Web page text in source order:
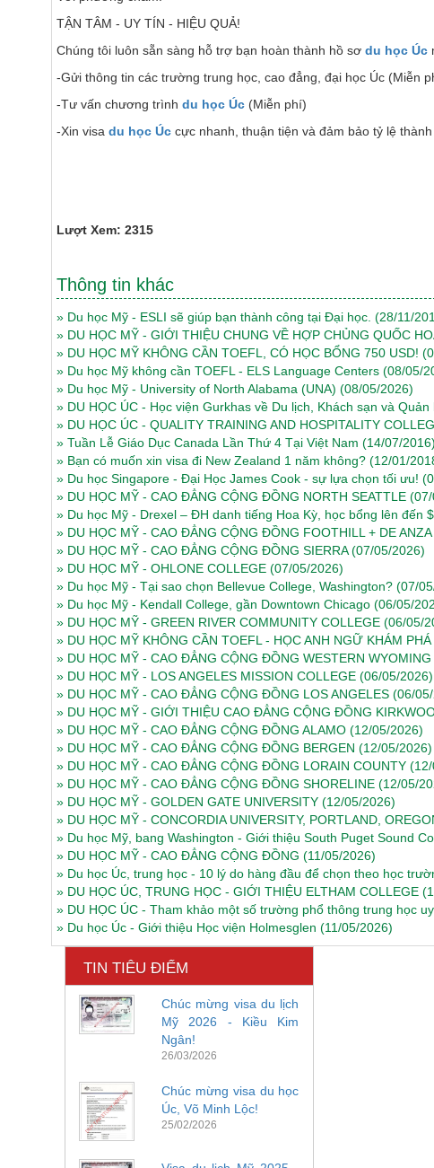
TẬN TÂM - UY TÍN - HIỆU QUẢ!
Chúng tôi luôn sẵn sàng hỗ trợ bạn hoàn thành hồ sơ du học Úc
-Gửi thông tin các trường trung học, cao đẳng, đại học Úc (Miễn
-Tư vấn chương trình du học Úc (Miễn phí)
-Xin visa du học Úc cực nhanh, thuận tiện và đảm bảo tỷ lệ
Lượt Xem: 2315
Thông tin khác
» Du học Mỹ - ESLI sẽ giúp bạn thành công tại Đại học. (28/11/
» DU HỌC MỸ - GIỚI THIỆU CHUNG VỀ HỢP CHỦNG QUỐC
» DU HỌC MỸ KHÔNG CẦN TOEFL, CÓ HỌC BỔNG 750 USD!
» Du học Mỹ không cần TOEFL - ELS Language Centers (08/05/
» Du học Mỹ - University of North Alabama (UNA) (08/05/2026)
» DU HỌC ÚC - Học viện Gurkhas về Du lịch, Khách sạn và Quản
» DU HỌC ÚC - QUALITY TRAINING AND HOSPITALITY
» Tuần Lễ Giáo Dục Canada Lần Thứ 4 Tại Việt Nam (14/07/2016)
» Bạn có muốn xin visa đi New Zealand 1 năm không? (12/01/
» Du học Singapore - Đại Học James Cook - sự lựa chọn tối ưu!
» DU HỌC MỸ - CAO ĐẲNG CỘNG ĐỒNG NORTH SEATTLE
» Du học Mỹ - Drexel – ĐH danh tiếng Hoa Kỳ, học bổng lên đến
» DU HỌC MỸ - CAO ĐẲNG CỘNG ĐỒNG FOOTHILL + DE ANZA
» DU HỌC MỸ - CAO ĐẲNG CỘNG ĐỒNG SIERRA (07/05/2026)
» DU HỌC MỸ - OHLONE COLLEGE (07/05/2026)
» Du học Mỹ - Tại sao chọn Bellevue College, Washington? (07/
» Du học Mỹ - Kendall College, gần Downtown Chicago (06/05/
» DU HỌC MỸ - GREEN RIVER COMMUNITY COLLEGE (06/05/
» DU HỌC MỸ KHÔNG CẦN TOEFL - HỌC ANH NGỮ KHÁM
» DU HỌC MỸ - CAO ĐẲNG CỘNG ĐỒNG WESTERN WYOMING
» DU HỌC MỸ - LOS ANGELES MISSION COLLEGE (06/05/2026)
» DU HỌC MỸ - CAO ĐẲNG CỘNG ĐỒNG LOS ANGELES (06/
» DU HỌC MỸ - GIỚI THIỆU CAO ĐẲNG CỘNG ĐỒNG
» DU HỌC MỸ - CAO ĐẲNG CỘNG ĐỒNG ALAMO (12/05/2026)
» DU HỌC MỸ - CAO ĐẲNG CỘNG ĐỒNG BERGEN (12/05/2026)
» DU HỌC MỸ - CAO ĐẲNG CỘNG ĐỒNG LORAIN COUNTY
» DU HỌC MỸ - CAO ĐẲNG CỘNG ĐỒNG SHORELINE (12/05/
» DU HỌC MỸ - GOLDEN GATE UNIVERSITY (12/05/2026)
» DU HỌC MỸ - CONCORDIA UNIVERSITY, PORTLAND,
» Du học Mỹ, bang Washington - Giới thiệu South Puget Sound
» DU HỌC MỸ - CAO ĐẲNG CỘNG ĐỒNG (11/05/2026)
» Du học Úc, trung học - 10 lý do hàng đầu để chọn theo học
» DU HỌC ÚC, TRUNG HỌC - GIỚI THIỆU ELTHAM COLLEGE
» DU HỌC ÚC - Tham khảo một số trường phổ thông trung học
» Du học Úc - Giới thiệu Học viện Holmesglen (11/05/2026)
TIN TIÊU ĐIỂM
Chúc mừng visa du lịch
Mỹ 2026 - Kiều Kim
Ngân!
26/03/2026
Chúc mừng visa du học
Úc, Võ Minh Lộc!
25/02/2026